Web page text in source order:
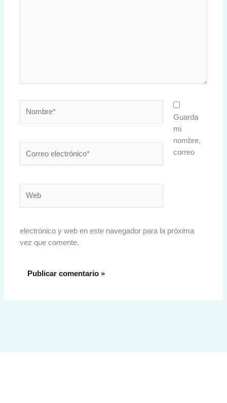
electrónico*
Guarda
mi
nombre,
correo
electrónico y web en este navegador para la próxima
vez que comente.